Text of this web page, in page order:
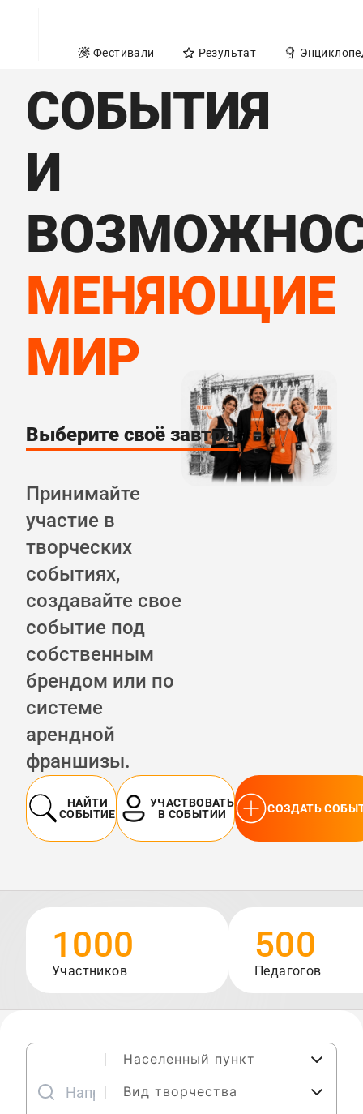
Фестивали Результат
СОБЫТИЯ
И
МЕНЯЮЩИЕ
МИР
Выберите своё завтра!
Принимайте
участие в
творческих
событиях,
создавайте свое
событие под
собственным
брендом или по
системе
арендной
франшизы.
НАЙТИ
СОБЫТИЕ
УЧАСТВОВАТЬ
В СОБЫТИИ
СОЗДАТЬ
1000
Участников
500
Педагогов
Населенный пункт
Вид творчества